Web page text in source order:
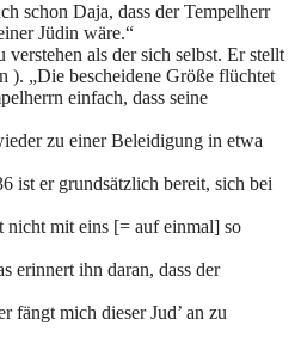
schon Daja, dass der Tempelherr
Jüdin wäre.“
als der sich selbst. Er stellt
). „Die bescheidene Größe flüchtet
einfach, dass seine
zu einer Beleidigung in etwa
ist er grundsätzlich bereit, sich bei
nicht mit eins [= auf einmal] so
erinnert ihn daran, dass der
fängt mich dieser Jud’ an zu